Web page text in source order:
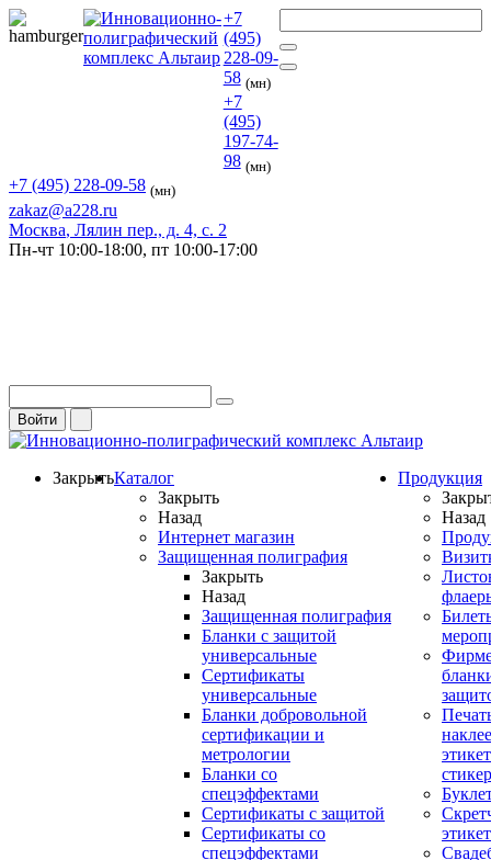
+7
(495)
228-09-
58 (мн)
+7
(495)
197-74-
98 (мн)
+7 (495) 228-09-58 (мн)
zakaz@a228.ru
Москва, Лялин пер., д. 4, с. 2
Пн-чт 10:00-18:00, пт 10:00-17:00
Войти
ЗакрытьКаталог
Закрыть
Назад
Интернет магазин
Защищенная полиграфия
Закрыть
Назад
Защищенная полиграфия
Бланки с защитой
универсальные
Сертификаты
универсальные
Бланки добровольной
сертификации и
метрологии
Бланки со
спецэффектами
Сертификаты с защитой
Сертификаты со
спецэффектами
Продукция
Назад